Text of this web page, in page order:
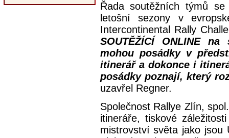
Řada soutěžních týmů
letošní sezony v
Intercontinental Rally
SOUTĚŽÍCÍ ONLINE
mohou posádky v
itinerář a dokonce i
posádky poznají, který
uzavřel Regner.
Společnost Rallye Zlín,
itineráře, tiskové
mistrovství světa jako jsou